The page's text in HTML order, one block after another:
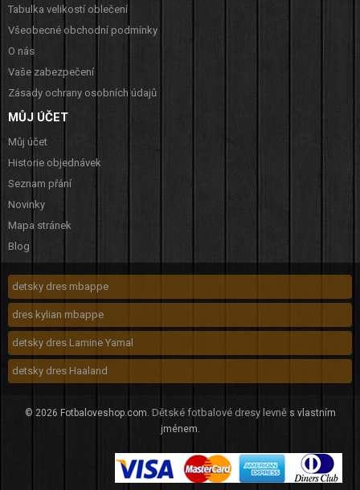
Tabulka velikostí oblečení
Všeobecné obchodní podmínky
O nás
Vaše zabezpečení
Zásady ochrany osobních údajů
MŮJ ÚČET
Můj účet
Historie objednávek
Seznam přání
Novinky
Mapa stránek
Blog
detsky dres mbappe
dres kylian mbappe
detsky dres Lamine Yamal
detsky dres Haaland
© 2026 Fotbaloveshop.com. Dětské fotbalové dresy levněs vlastním
jménem.